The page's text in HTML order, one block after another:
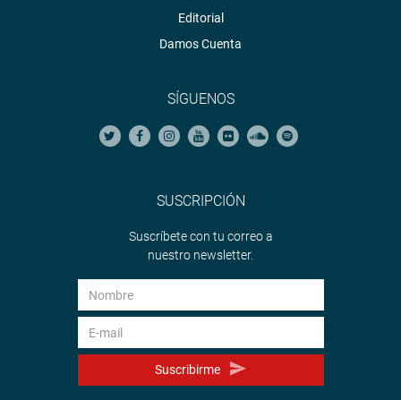
Editorial
Damos Cuenta
SÍGUENOS
SUSCRIPCIÓN
Suscríbete con tu correo a
nuestro newsletter.
Suscribirme